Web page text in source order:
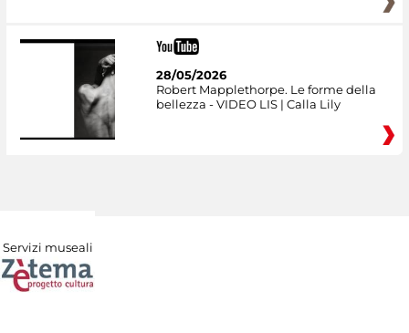
28/05/2026
Robert Mapplethorpe. Le forme della
bellezza - VIDEO LIS | Calla Lily
Servizi museali